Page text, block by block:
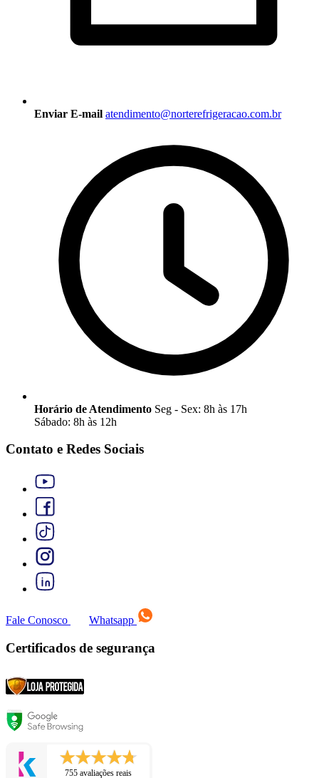
Enviar E-mail atendimento@norterefrigeracao.com.br
Horário de Atendimento Seg - Sex: 8h às 17h
Sábado: 8h às 12h
Contato e Redes Sociais
Fale Conosco Whatsapp
Certificados de segurança
755 avaliações reais